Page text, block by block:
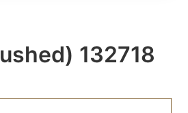
132718